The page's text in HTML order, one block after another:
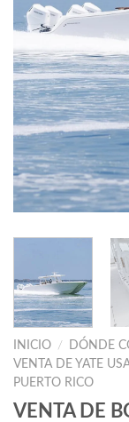
INICIO /
DÓNDE
VENTA DE YATE
PUERTO RICO
VENTA DE